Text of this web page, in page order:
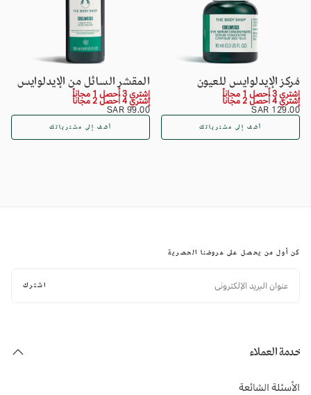
مُركز الإيدلوايس للعيون
إشتري 3 أحصل 1 مجاناً
إشتري 4 أحصل 2 مجاناً
129.00
SAR
السعر
العادي
129.00 SAR
أضف إلى مشترياتك
المقشر السائل من الإيدلوايس
إشتري 3 أحصل 1 مجاناً
إشتري 4 أحصل 2 مجاناً
99.00
SAR
السعر
العادي
99.00 SAR
أضف إلى مشترياتك
كن أول من يحصل على عروضنا الحصرية
الإلكتروني
اشترك
خدمة العملاء
الأسئلة الشائعة